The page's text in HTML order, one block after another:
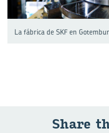
La fábrica de SKF en
Share